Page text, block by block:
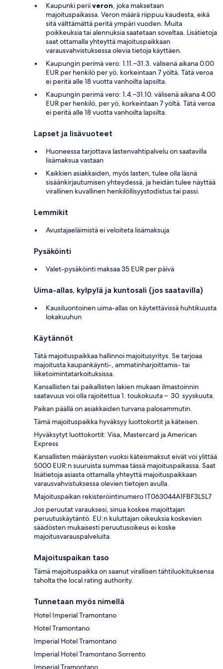
Kaupunki periiveron, joka maksetaan
majoituspaikassa. Veron määrä riippuu kaudesta, eikä
sitä välttämättä peritä ympäri vuoden. Muita
poikkeuksia tai alennuksia saatetaan soveltaa. Lisätietoja
saat ottamalla yhteyttä majoituspaikkaan
varausvahvistuksessa olevia tietoja käyttäen.
Kaupungin perimä vero: 1.11.–31.3. välisenä aikana 0.00
EUR per henkilö per yö, korkeintaan 7 yöltä. Tätä veroa
ei peritä alle 18 vuotta vanhoilta lapsilta.
Kaupungin perimä vero: 1.4.–31.10. välisenä aikana 4.00
EUR per henkilö, per yö, korkeintaan 7 yöltä. Tätä veroa
ei peritä alle 18 vuotta vanhoilta lapsilta.
Lapset ja lisävuoteet
Huoneessa tarjottava lastenvahtipalvelu on saatavilla
lisämaksua vastaan
Kaikkien asiakkaiden, myös lasten, tulee olla läsnä
sisäänkirjautumisen yhteydessä, ja heidän tulee näyttää
virallinen kuvallinen henkilöllisyystodistus tai passi.
Lemmikit
Avustajaeläimistä ei veloiteta lisämaksuja
Pysäköinti
Valet-pysäköinti maksaa 35 EUR per päivä
Uima-allas, kylpylä ja kuntosali (jos saatavilla)
Kausiluontoinen uima-allas on käytettävissä huhtikuusta
lokakuuhun
Käytännöt
Tätä majoituspaikkaa hallinnoi majoitusyritys. Se tarjoaa
majoitusta kaupankäynti-, ammatinharjoittamis- tai
liiketoimintatarkoituksissa.
Kansallisten tai paikallisten lakien mukaan ilmastoinnin
saatavuus voi olla rajoitettua 1. toukokuuta – 30. syyskuuta.
Paikan päällä on asiakkaiden turvana palosammutin.
Tämä majoituspaikka hyväksyy luottokortit ja käteisen.
Hyväksytyt luottokortit: Visa, Mastercard ja American
Express
Kansallisten määräysten vuoksi käteismaksut eivät voi ylittää
5000 EUR:n suuruista summaa tässä majoituspaikassa. Saat
lisätietoja asiasta ottamalla yhteyttä majoituspaikkaan
varausvahvistuksessa olevien tietojen avulla.
Majoituspaikan rekisteröintinumero IT063044A1FBF3LSL7
Jos peruutat varauksesi, sinua koskee majoittajan
peruutuskäytäntö. EU:n kuluttajan oikeuksia koskevien
säädösten mukaisesti peruutusoikeus ei koske
majoitusvarauspalveluita.
Majoituspaikan taso
Tämä majoituspaikka on saanut virallisen tähtiluokituksensa
taholta the local rating authority.
Tunnetaan myös nimellä
Hotel Imperial Tramontano
Hotel Tramontano
Imperial Hotel Tramontano
Imperial Hotel Tramontano Sorrento
Imperial Tramontano